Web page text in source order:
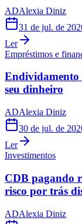
ADAlexia Diniz
31 de jul. de
Ler
Empréstimos e
Endividamento
seu dinheiro
ADAlexia Diniz
30 de jul. de
Ler
Investimentos
CDB pagando
risco por trás
ADAlexia Diniz